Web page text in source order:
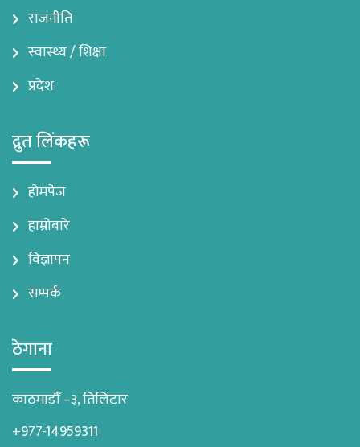
राजनीति
स्वास्थ्य / शिक्षा
प्रदेश
द्रुत लिंकहरू
होमपेज
हाम्रोबारे
विज्ञापन
सम्पर्क
ठेगाना
काठमाडौँ –३, तिलिंटार
+977-14959311